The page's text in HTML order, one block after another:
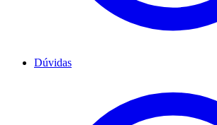
Dúvidas